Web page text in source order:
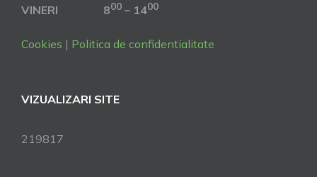
VINERI 800 – 1400
Cookies | Politica de confidentialitate
VIZUALIZARI SITE
219817